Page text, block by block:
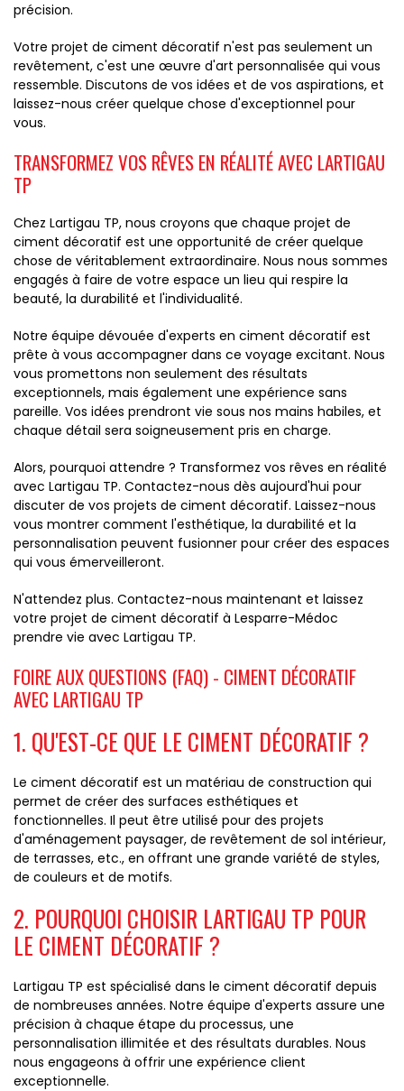
précision.
Votre projet de ciment décoratif n'est pas seulement un
revêtement, c'est une œuvre d'art personnalisée qui vous
ressemble. Discutons de vos idées et de vos aspirations, et
laissez-nous créer quelque chose d'exceptionnel pour
vous.
TRANSFORMEZ VOS RÊVES EN RÉALITÉ AVEC LARTIGAU
TP
Chez Lartigau TP, nous croyons que chaque projet de
ciment décoratif est une opportunité de créer quelque
chose de véritablement extraordinaire. Nous nous sommes
engagés à faire de votre espace un lieu qui respire la
beauté, la durabilité et l'individualité.
Notre équipe dévouée d'experts en ciment décoratif est
prête à vous accompagner dans ce voyage excitant. Nous
vous promettons non seulement des résultats
exceptionnels, mais également une expérience sans
pareille. Vos idées prendront vie sous nos mains habiles, et
chaque détail sera soigneusement pris en charge.
Alors, pourquoi attendre ? Transformez vos rêves en réalité
avec Lartigau TP. Contactez-nous dès aujourd'hui pour
discuter de vos projets de ciment décoratif. Laissez-nous
vous montrer comment l'esthétique, la durabilité et la
personnalisation peuvent fusionner pour créer des espaces
qui vous émerveilleront.
N'attendez plus. Contactez-nous maintenant et laissez
votre projet de ciment décoratif à Lesparre-Médoc
prendre vie avec Lartigau TP.
FOIRE AUX QUESTIONS (FAQ) - CIMENT DÉCORATIF
AVEC LARTIGAU TP
1. QU'EST-CE QUE LE CIMENT DÉCORATIF ?
Le ciment décoratif est un matériau de construction qui
permet de créer des surfaces esthétiques et
fonctionnelles. Il peut être utilisé pour des projets
d'aménagement paysager, de revêtement de sol intérieur,
de terrasses, etc., en offrant une grande variété de styles,
de couleurs et de motifs.
2. POURQUOI CHOISIR LARTIGAU TP POUR
LE CIMENT DÉCORATIF ?
Lartigau TP est spécialisé dans le ciment décoratif depuis
de nombreuses années. Notre équipe d'experts assure une
précision à chaque étape du processus, une
personnalisation illimitée et des résultats durables. Nous
nous engageons à offrir une expérience client
exceptionnelle.